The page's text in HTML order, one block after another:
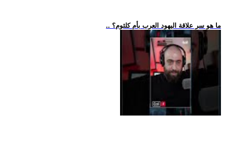
.. ما هو سر علاقة اليهود العرب بأم كلثوم؟